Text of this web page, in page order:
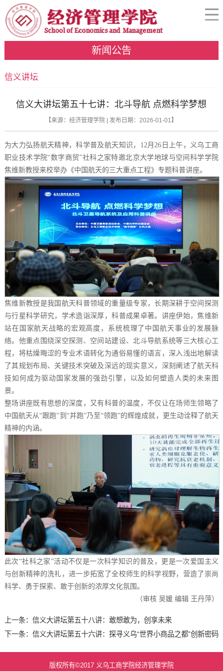
新闻公告
信义讲坛
信义大讲坛第五十七讲：北斗导航 点燃科学梦想
【来源：经济管理学院 | 发布日期：2026-01-01】
为大力弘扬航天精神，科学普及航天知识，12月26日上午，义乌工商
职业技术学院“数字商贸”社科之家特邀北京大学地球与空间科学学院
焦维新教授来校举办《中国航天的三大重点工程》专题科普讲座。
焦维新教授是我国航天科普领域的重量级专家，长期深耕于空间探测
与行星科学研究，学术造诣深厚，科普成果卓著。讲座伊始，焦维新
站在国家航天战略的宏观高度，系统梳理了中国航天事业的发展脉
络。他重点围绕深空探测、空间站建设、北斗导航系统等三大核心工
程，将枯燥晦涩的专业术语转化为通俗易懂的语言，深入浅出地解读
了其规划布局、关键技术突破及深远的现实意义，深刻阐述了航天科
技如何成为驱动国家发展的强劲引擎，以及如何塑造人类的未来图
景。
整场讲座既有思想的深度，又有科普的温度，不仅让在场师生领略了
中国航天从“跟跑”到“并跑”乃至“领跑”的辉煌成就，更生动诠释了航天
精神的内涵。
此次“社科之家”活动不仅是一次科学知识的普及，更是一次爱国主义
与创新精神的洗礼，进一步拓宽了全校师生的科学视野，营造了崇尚
科学、勇于探索、敢于创新的浓厚文化氛围。
（审核 吴媛 编辑 王丹萍）
上一条： 信义大讲坛第五十八讲：敢想敢为，创享未来
下一条： 信义大讲坛第五十六讲：探寻义乌“世界小商品之都”创新密码
版权所有©2017 义乌工商学院经济管理学院